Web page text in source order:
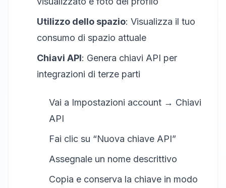
Utilizzo dello spazio: Visualizza il tuo
consumo di spazio attuale
Chiavi API: Genera chiavi API per
integrazioni di terze parti
Vai a Impostazioni account → Chiavi
API
Fai clic su “Nuova chiave API”
Assegnale un nome descrittivo
Copia e conserva la chiave in modo